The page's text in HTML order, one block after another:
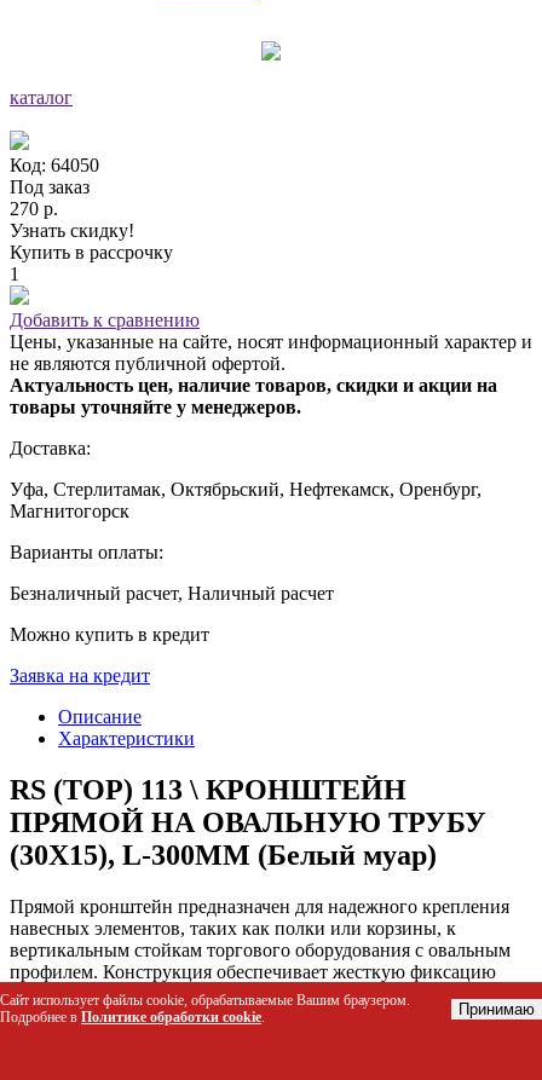
каталог
Код: 64050
Под заказ
270 р.
Узнать скидку!
Купить в рассрочку
1
Добавить к сравнению
Цены, указанные на сайте, носят информационный характер и
не являются публичной офертой.
Актуальность цен, наличие товаров, скидки и акции на
товары уточняйте у менеджеров.
Доставка:
Уфа, Стерлитамак, Октябрьский, Нефтекамск, Оренбург,
Магнитогорск
Варианты оплаты:
Безналичный расчет, Наличный расчет
Можно купить в кредит
Заявка на кредит
Описание
Характеристики
RS (TOP) 113 \ КРОНШТЕЙН
ПРЯМОЙ НА ОВАЛЬНУЮ ТРУБУ
(30Х15), L-300ММ (Белый муар)
Прямой кронштейн предназначен для надежного крепления
навесных элементов, таких как полки или корзины, к
вертикальным стойкам торгового оборудования с овальным
профилем. Конструкция обеспечивает жесткую фиксацию
аксессуаров на высоте и глубине 300 мм, решая задачу
организации компактного и устойчивого пространства для
Сайт использует файлы cookie, обрабатываемые Вашим браузером.
Подробнее в Политике обработки cookie. Принимаю